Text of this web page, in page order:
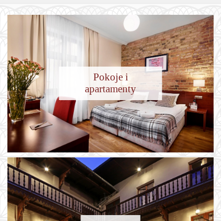
Featured
Pokoje i
apartamenty
Poznaj historię